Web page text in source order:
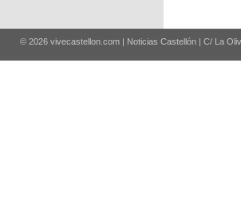
© 2026 vivecastellon.com | Noticias Castellón | C/ La